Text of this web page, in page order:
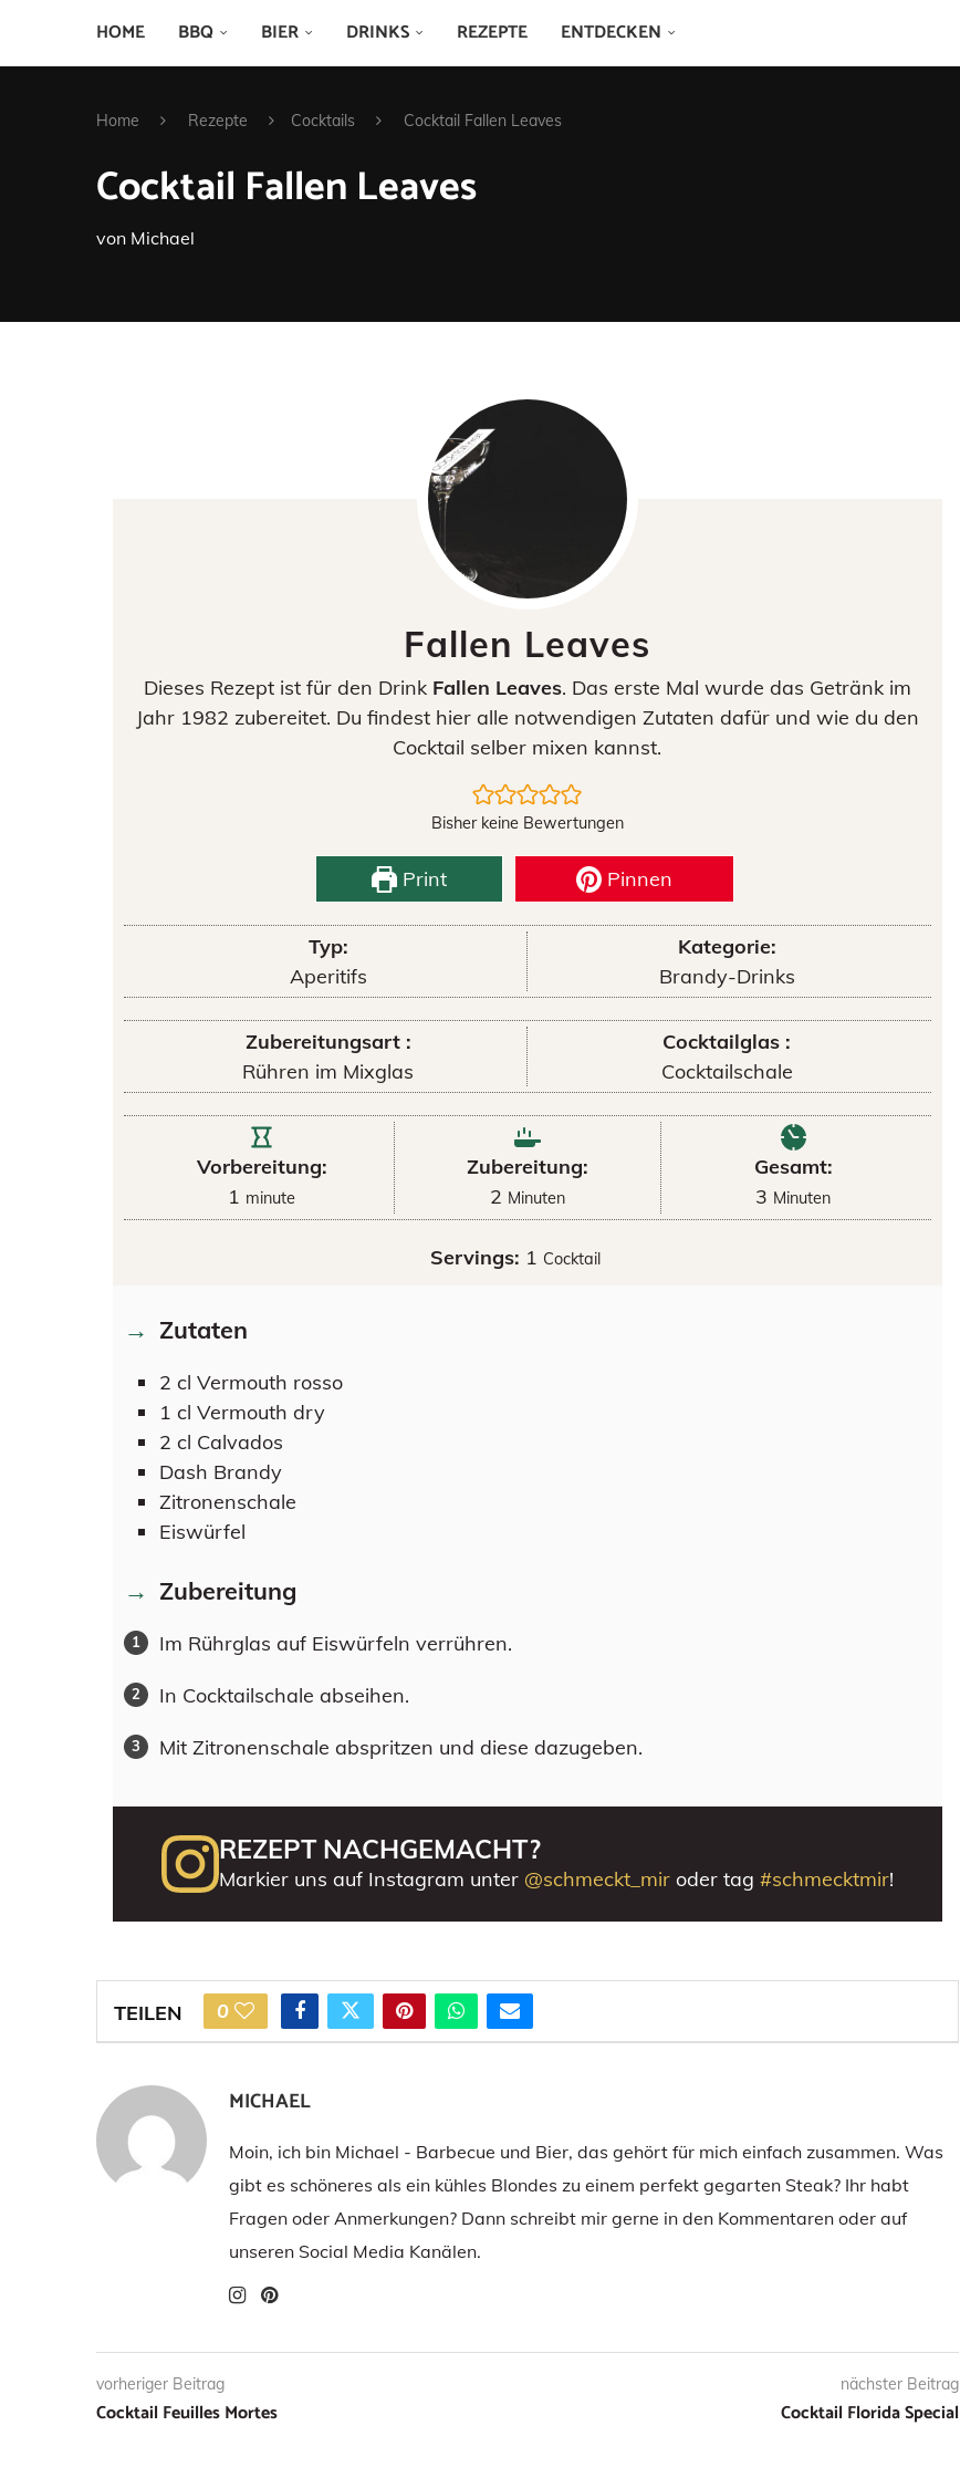
HOME BBQ BIER DRINKS REZEPTE ENTDECKEN
Home Rezepte Cocktails Cocktail Fallen Leaves
Cocktail Fallen Leaves
von Michael
Fallen Leaves
Dieses Rezept ist für den Drink Fallen Leaves. Das erste Mal wurde das Getränk im
Jahr 1982 zubereitet. Du findest hier alle notwendigen Zutaten dafür und wie du den
Cocktail selber mixen kannst.
Bisher keine Bewertungen
Print Pinnen
Typ:
Aperitifs
Kategorie:
Brandy-Drinks
Zubereitungsart :
Rühren im Mixglas
Cocktailglas :
Cocktailschale
Vorbereitung:
1 minute
Zubereitung:
2 Minuten
Gesamt:
3 Minuten
Servings: 1 Cocktail
Zutaten
2 cl Vermouth rosso
1 cl Vermouth dry
2 cl Calvados
Dash Brandy
Zitronenschale
Eiswürfel
Zubereitung
Im Rührglas auf Eiswürfeln verrühren.
In Cocktailschale abseihen.
Mit Zitronenschale abspritzen und diese dazugeben.
REZEPT NACHGEMACHT?
Markier uns auf Instagram unter @schmeckt_miroder tag #schmecktmir!
TEILEN 0
MICHAEL
Moin, ich bin Michael - Barbecue und Bier, das gehört für mich einfach zusammen. Was
gibt es schöneres als ein kühles Blondes zu einem perfekt gegarten Steak? Ihr habt
Fragen oder Anmerkungen? Dann schreibt mir gerne in den Kommentaren oder auf
unseren Social Media Kanälen.
vorheriger Beitrag
Cocktail Feuilles Mortes
nächster Beitrag
Cocktail Florida Special